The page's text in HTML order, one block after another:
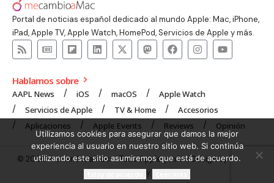
Portal de noticias español dedicado al mundo Apple: Mac, iPhone,
iPad, Apple TV, Apple Watch, HomePod, Servicios de Apple y más.
Hablamos sobre
AAPL News iOS macOS
Apple Watch
Servicios de Apple
TV & Home
Accesorios
Aplicaciones
Apple Events Reviews Opinión
© 2008 mecambioaMac – Todo Apple y más | Design byUNXON
Agency.
Utilizamos cookies para asegurar que damos la mejor
experiencia al usuario en nuestro sitio web. Si continúa
utilizando este sitio asumiremos que está de acuerdo.